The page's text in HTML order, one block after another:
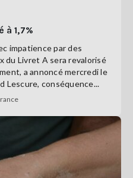
à 1,7%
impatience par des
du Livret A sera revalorisé
a annoncé mercredi le
Lescure, conséquence...